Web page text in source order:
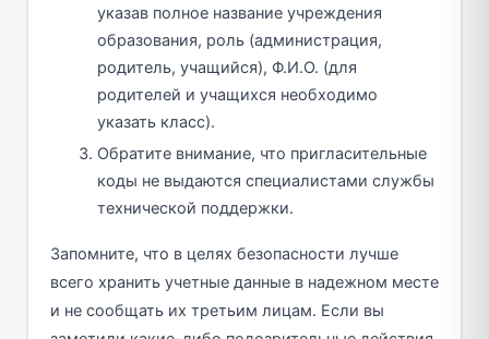
указав полное название учреждения
образования, роль (администрация,
родитель, учащийся), Ф.И.О. (для
родителей и учащихся необходимо
указать класс).
Обратите внимание, что пригласительные
коды не выдаются специалистами службы
технической поддержки.
Запомните, что в целях безопасности лучше
всего хранить учетные данные в надежном месте
и не сообщать их третьим лицам. Если вы